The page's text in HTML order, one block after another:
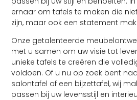
ernaar om tafels te maken die
zijn, maar ook een statement
Onze getalenteerde
met u samen om uw visie tot
unieke tafels te creëren die
voldoen. Of u nu op zoek bent
salontafel of een bijzettafel, wij
passen bij uw levensstijl en